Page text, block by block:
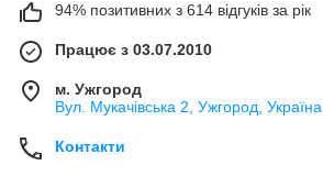
94% позитивних з 614 відгуків за рік
Працює з 03.07.2010
м. Ужгород
Вул. Мукачівська 2, Ужгород, Україна
Контакти